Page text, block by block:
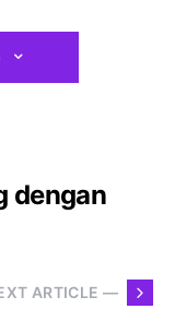
dengan
ARTICLE —